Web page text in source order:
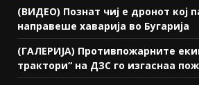
(ВИДЕО) Познат чиј е дронот кој
направеше хаварија во Бугарија
(ГАЛЕРИЈА) Противпожарните
трактори“ на ДЗС го изгаснаа